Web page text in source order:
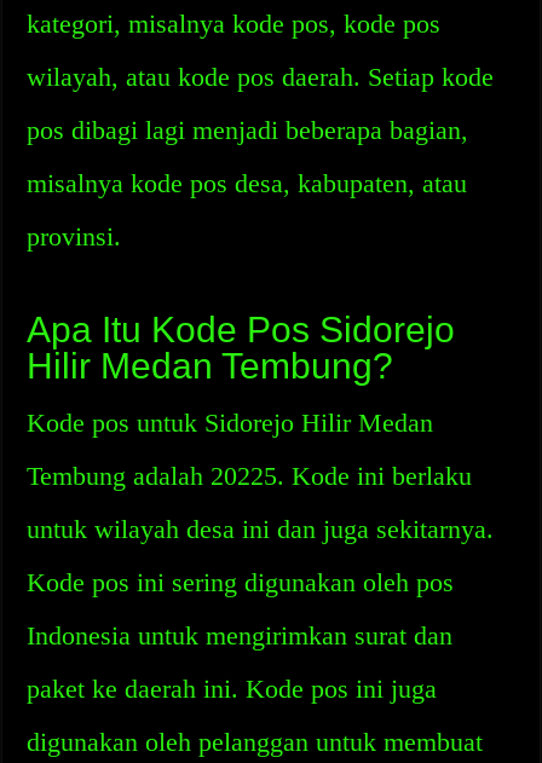
kategori, misalnya kode pos, kode pos
wilayah, atau kode pos daerah. Setiap kode
pos dibagi lagi menjadi beberapa bagian,
misalnya kode pos desa, kabupaten, atau
provinsi.
Apa Itu Kode Pos Sidorejo
Hilir Medan Tembung?
Kode pos untuk Sidorejo Hilir Medan
Tembung adalah 20225. Kode ini berlaku
untuk wilayah desa ini dan juga sekitarnya.
Kode pos ini sering digunakan oleh pos
Indonesia untuk mengirimkan surat dan
paket ke daerah ini. Kode pos ini juga
digunakan oleh pelanggan untuk membuat